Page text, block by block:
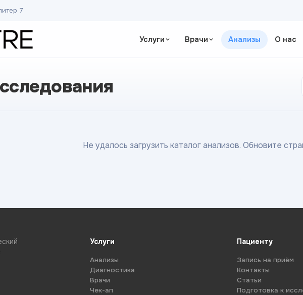
7
Услуги Врачи Анализы О нас
Не удалось загрузить каталог анализов. Обновите
Услуги
Анализы
Диагностика
Врачи
Чек-ап
Пациенту
Запись на приём
Контакты
Статьи
Подготовка к